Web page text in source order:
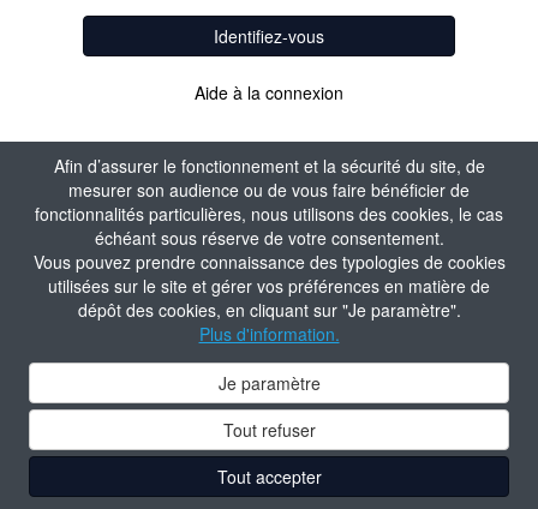
Afin d’assurer le fonctionnement et la sécurité du site, de
mesurer son audience ou de vous faire bénéficier de
fonctionnalités particulières, nous utilisons des cookies, le cas
échéant sous réserve de votre consentement.
Vous pouvez prendre connaissance des typologies de cookies
utilisées sur le site et gérer vos préférences en matière de
dépôt des cookies, en cliquant sur "Je paramètre".
Plus d'information.
Je paramètre
Tout refuser
Tout accepter
Identifiez-vous
Aide à la connexion